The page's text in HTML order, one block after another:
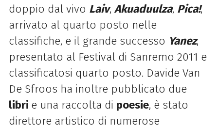
doppio dal vivo Laiv, Akuaduulza, Pica!,
arrivato al quarto posto nelle
classifiche, e il grande successo Yanez,
presentato al Festival di Sanremo 2011 e
classificatosi quarto posto. Davide Van
De Sfroos ha inoltre pubblicato due
libri e una raccolta di poesie, è stato
direttore artistico di numerose